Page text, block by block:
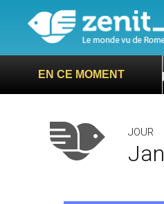
EN CE MOMENT
: L’ONU exige des
JOUR